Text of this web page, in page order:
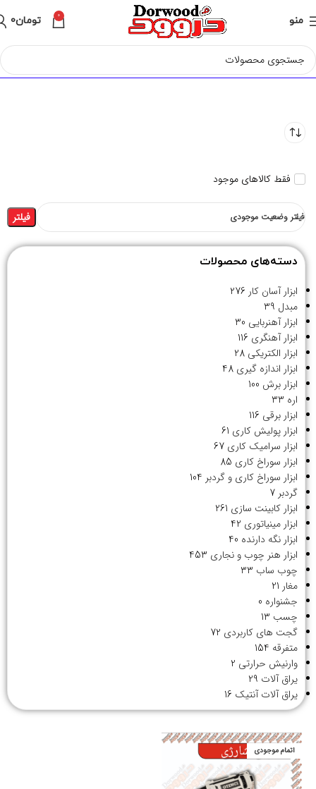
منو 0 تومان0
فقط کالاهای موجود
فیلتر وضعیت موجودی فیلتر
دسته‌های محصولات
ابزار آسان کار 276
مبدل 39
ابزار آهنربایی 30
ابزار آهنگری 116
ابزار الکتریکی 28
ابزار اندازه گیری 48
ابزار برش 100
اره 33
ابزار برقی 116
ابزار پولیش کاری 61
ابزار سرامیک کاری 67
ابزار سوراخ کاری 85
ابزار سوراخ کاری و گردبر 104
گردبر 7
ابزار کابینت سازی 261
ابزار مینیاتوری 42
ابزار نگه دارنده 40
ابزار هنر چوب و نجاری 453
چوب ساب 33
مغار 21
جشنواره 0
چسب 13
گجت های کاربردی 72
متفرقه 154
وارنیش حرارتی 2
یراق آلات 29
یراق آلات آنتیک 16
اتمام موجودی